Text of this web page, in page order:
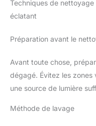
enlèvent efficacement la
sans rayer les surfaces
délicates. UTILISATION :
Pulvérisez le Moto Wash sur
zone à traiter et laissez agir
microfibre. Pour nettoyer les
jantes, pulvérisez le Wheel
Cleaner sur une jante froide.
Laissez agir 2 minutes. Frottez
avec la brosse. Rincez
propre. IPONE, 100 %
Techniques de
éclatant
Préparation avant le
Avant toute chose,
dégagé. Évitez les zones
une source de lumière
Méthode de lavage